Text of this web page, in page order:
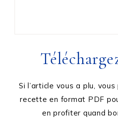
Si l’article vous a plu,
recette en format PDF
en profiter quand